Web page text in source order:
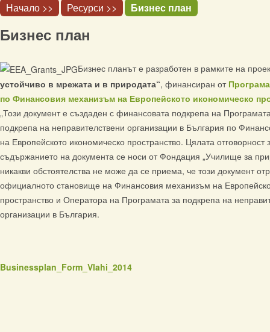
Начало >> Ресурси >> Бизнес план
Бизнес план
Бизнес планът е разработен в рамките на
устойчиво в мрежата и в природата“, финансиран от
по Финансовия механизъм на Европейското икономическо
„Този документ е създаден с финансовата подкрепа на
подкрепа на неправителствени организации в България по
на Европейското икономическо пространство. Цялата отговорност
съдържанието на документа се носи от Фондация „Училище за
никакви обстоятелства не може да се приема, че този документ
официалното становище на Финансовия механизъм на
пространство и Оператора на Програмата за подкрепа на
организации в България.
Businessplan_Form_Vlahi_2014